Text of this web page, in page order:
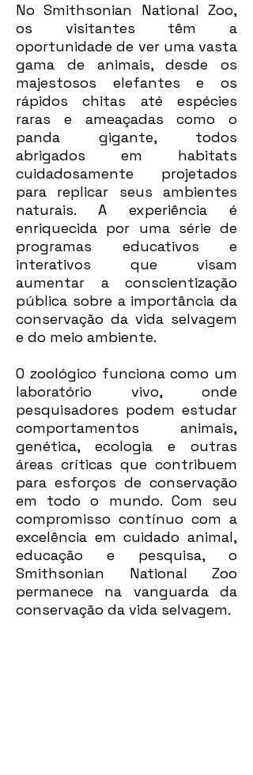
No Smithsonian National Zoo,
os visitantes têm a
oportunidade de ver uma vasta
gama de animais, desde os
majestosos elefantes e os
rápidos chitas até espécies
raras e ameaçadas como o
panda gigante, todos
abrigados em habitats
cuidadosamente projetados
para replicar seus ambientes
naturais. A experiência é
enriquecida por uma série de
programas educativos e
interativos que visam
aumentar a conscientização
pública sobre a importância da
conservação da vida selvagem
e do meio ambiente.
O zoológico funciona como um
laboratório vivo, onde
pesquisadores podem estudar
comportamentos animais,
genética, ecologia e outras
áreas críticas que contribuem
para esforços de conservação
em todo o mundo. Com seu
compromisso contínuo com a
excelência em cuidado animal,
educação e pesquisa, o
Smithsonian National Zoo
permanece na vanguarda da
conservação da vida selvagem.